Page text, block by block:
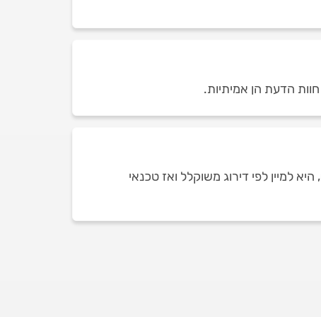
הדעת הן אמיתיות.
למיין לפי דירוג משוקלל ואז טכנאי